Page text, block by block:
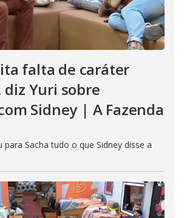
falta de caráter
diz Yuri sobre
Sidney | A Fazenda
Sacha tudo o que Sidney disse a